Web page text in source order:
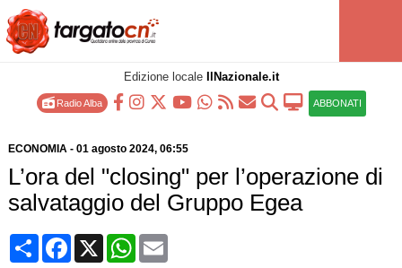
Edizione locale IlNazionale.it
Radio Alba ABBONATI
ECONOMIA- 01 agosto 2024, 06:55
L’ora del "closing" per l’operazione di
salvataggio del Gruppo Egea
CondividiFacebook
X WhatsApp
Email